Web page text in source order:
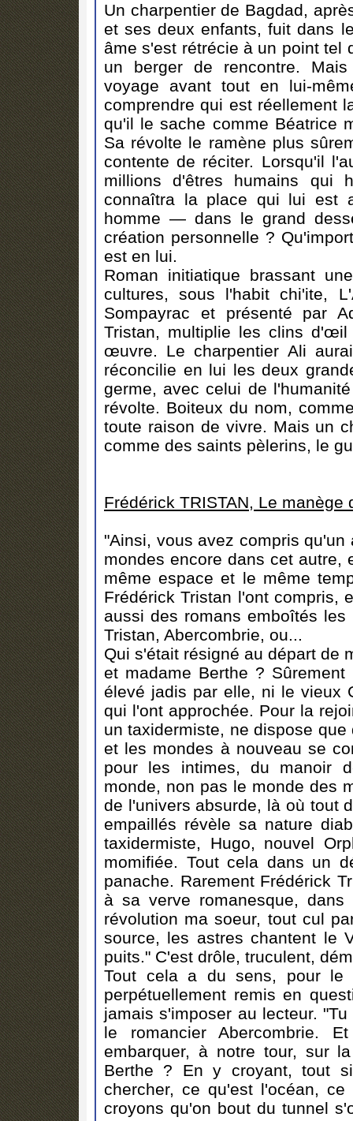
Un charpentier de Bagdad,
et ses deux enfants, fuit dans
âme s'est rétrécie à un point tel
un berger de rencontre.
voyage avant tout en lui-
comprendre qui est réellement
qu'il le sache comme Béatrice
Sa révolte le ramène plus
contente de réciter. Lorsqu'il
millions d'êtres humains
connaîtra la place qui lui est
homme — dans le grand
création personnelle ?
est en lui.
Roman initiatique brassant
cultures, sous l'habit chi'ite,
Sompayrac et présenté par
Tristan, multiplie les clins
œuvre. Le charpentier Ali
réconcilie en lui les deux
germe, avec celui de
révolte. Boiteux du nom,
toute raison de vivre. Mais un
comme des saints pèlerins, le
Frédérick TRISTAN, Le
"Ainsi, vous avez compris
mondes encore dans cet autre,
même espace et le même
Frédérick Tristan l'ont compris,
aussi des romans emboîtés
Tristan, Abercombrie, ou...
Qui s'était résigné au départ de
et madame Berthe ?
élevé jadis par elle, ni le vieux
qui l'ont approchée. Pour la
un taxidermiste, ne dispose
et les mondes à nouveau se
pour les intimes, du manoir
monde, non pas le monde des
de l'univers absurde, là où tout
empaillés révèle sa nature
taxidermiste, Hugo, nouvel
momifiée. Tout cela dans un
panache. Rarement Frédérick
à sa verve romanesque, dans
révolution ma soeur, tout cul
source, les astres chantent le
puits." C'est drôle, truculent,
Tout cela a du sens, pour le
perpétuellement remis en
jamais s'imposer au lecteur.
le romancier Abercombrie.
embarquer, à notre tour, sur
Berthe ? En y croyant, tout
chercher, ce qu'est l'océan,
croyons qu'on bout du tunnel